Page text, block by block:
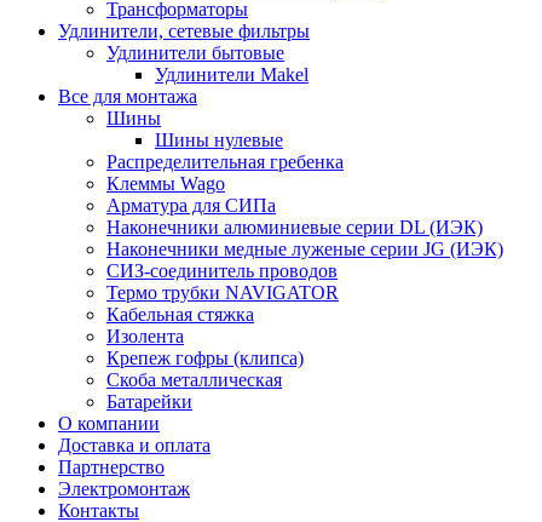
Трансформаторы
Удлинители, сетевые фильтры
Удлинители бытовые
Удлинители Makel
Все для монтажа
Шины
Шины нулевые
Распределительная гребенка
Клеммы Wago
Арматура для СИПа
Наконечники алюминиевые серии DL (ИЭК)
Наконечники медные луженые серии JG (ИЭК)
СИЗ-соединитель проводов
Термо трубки NAVIGATOR
Кабельная стяжка
Изолента
Крепеж гофры (клипса)
Скоба металлическая
Батарейки
О компании
Доставка и оплата
Партнерство
Электромонтаж
Контакты